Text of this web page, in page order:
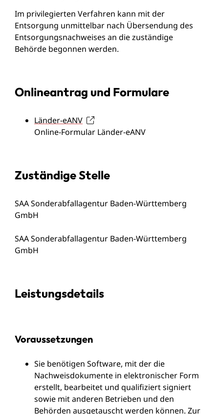
Im privilegierten Verfahren kann mit der
Entsorgung unmittelbar nach Übersendung des
Entsorgungsnachweises an die zuständige
Behörde begonnen werden.
Onlineantrag und Formulare
Länder-eANV
Online-Formular Länder-eANV
Zuständige Stelle
SAA Sonderabfallagentur Baden-Württemberg
GmbH
SAA Sonderabfallagentur Baden-Württemberg
GmbH
Leistungsdetails
Voraussetzungen
Sie benötigen Software, mit der die
Nachweisdokumente in elektronischer Form
erstellt, bearbeitet und qualifiziert signiert
sowie mit anderen Betrieben und den
Behörden ausgetauscht werden können. Zur